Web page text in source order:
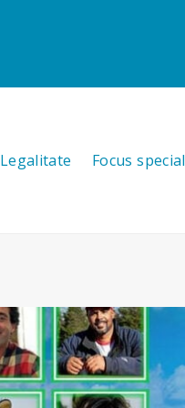
Legalitate Focus special